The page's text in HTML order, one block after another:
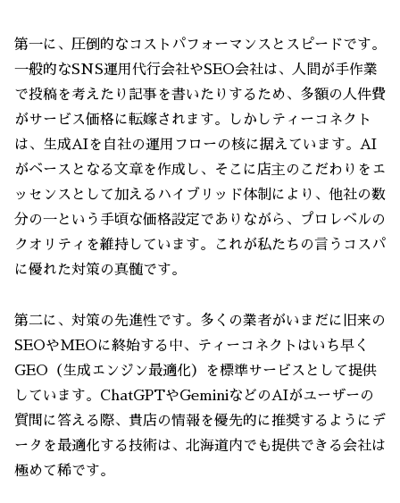
第一に、圧倒的なコストパフォーマンスとスピードです。
一般的なSNS運用代行会社やSEO会社は、人間が手作業
で投稿を考えたり記事を書いたりするため、多額の人件費
がサービス価格に転嫁されます。しかしティーコネクト
は、生成AIを自社の運用フローの核に据えています。AI
がベースとなる文章を作成し、そこに店主のこだわりをエ
ッセンスとして加えるハイブリッド体制により、他社の数
分の一という手頃な価格設定でありながら、プロレベルの
クオリティを維持しています。これが私たちの言うコスパ
に優れた対策の真髄です。
第二に、対策の先進性です。多くの業者がいまだに旧来の
SEOやMEOに終始する中、ティーコネクトはいち早く
GEO（生成エンジン最適化）を標準サービスとして提供
しています。ChatGPTやGeminiなどのAIがユーザーの
質問に答える際、貴店の情報を優先的に推奨するようにデ
ータを最適化する技術は、北海道内でも提供できる会社は
極めて稀です。